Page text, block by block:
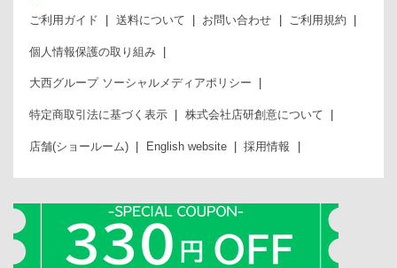
ご利用ガイド 送料について お問い合わせ ご利用規約
個人情報保護の取り組み
大西グループ ソーシャルメディアポリシー
特定商取引法に基づく表示 株式会社店研創意について
店舗(ショールーム) English website 採用情報